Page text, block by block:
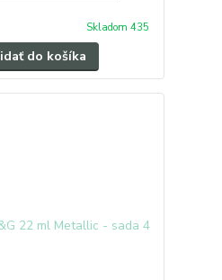
Skladom 435
do košíka